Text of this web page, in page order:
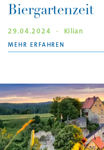
Biergartenzeit
29.04.2024 · Kilian
MEHR ERFAHREN